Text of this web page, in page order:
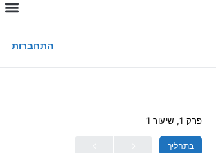
התחברות
פרק 1, שיעור 1
בתהליך